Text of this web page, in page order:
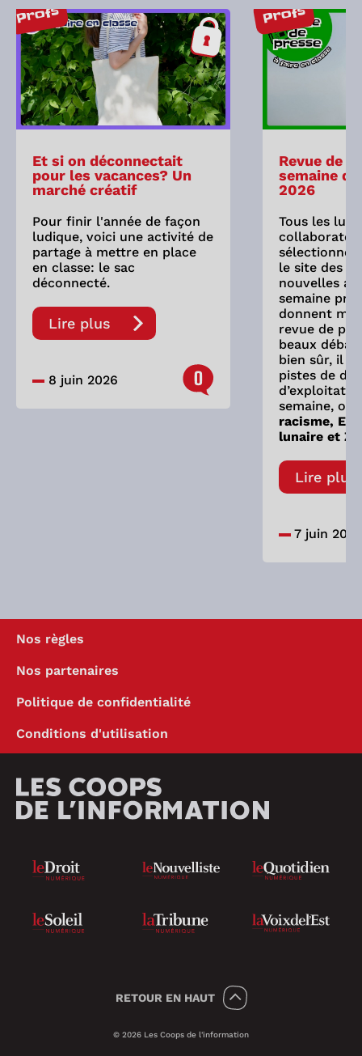
Profs
Et si on déconnectait
pour les vacances? Un
marché créatif
Pour finir l'année de façon
ludique, voici une activité de
partage à mettre en place
en classe: le sac
déconnecté.
Lire plus
8 juin 2026 0
Profs
Revue de
semaine
2026
Tous les
sélectionne
le site des
nouvelles
semaine
donnent
revue de
beaux
bien sûr, il
pistes de
semaine, on
racisme,
lunaire et
Lire plus
7 juin
Nos règles
Nos partenaires
Politique de confidentialité
Conditions d'utilisation
RETOUR EN HAUT
© 2026 Les Coops de l'information